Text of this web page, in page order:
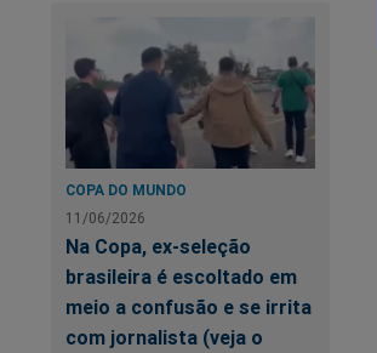
COPA DO MUNDO
11/06/2026
Na Copa, ex-seleção
brasileira é escoltado em
meio a confusão e se irrita
com jornalista (veja o